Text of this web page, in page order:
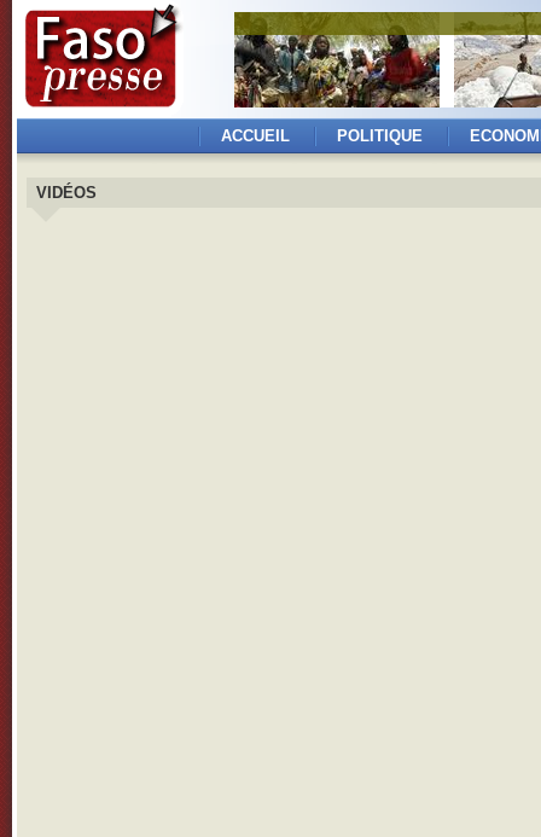
ACCUEIL POLITIQUE
VIDÉOS